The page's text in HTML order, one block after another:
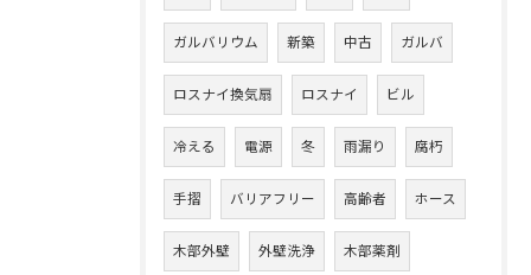
ガルバリウム 新築 中古 ガルバ
ロスナイ換気扇 ロスナイ ビル
冷える 電源 冬 雨漏り 腐朽
手摺 バリアフリー 高齢者 ホース
木部外壁 外壁洗浄 木部薬剤